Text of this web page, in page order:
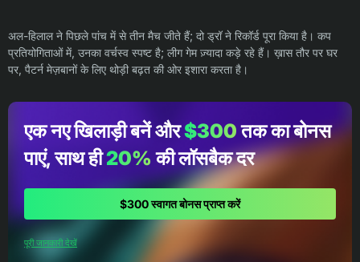
अल-हिलाल ने पिछले पांच में से तीन मैच जीते हैं; दो ड्रॉ ने रिकॉर्ड पूरा किया है। कप
प्रतियोगिताओं में, उनका वर्चस्व स्पष्ट है; लीग गेम ज़्यादा कड़े रहे हैं। ख़ास तौर पर घर
पर, पैटर्न मेज़बानों के लिए थोड़ी बढ़त की ओर इशारा करता है।
एक नए खिलाड़ी बनें और$300तक का बोनस
पाएं, साथ ही20%की लॉसबैक दर
$300 स्वागत बोनस प्राप्त करें
पूरी जानकारी देखें